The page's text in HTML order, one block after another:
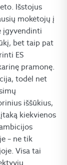
Išstojus
mokėtojų į
įgyvendinti
bet taip pat
ES
pramonę.
todėl net
iššūkius,
kiekvienos
– ne tik
Visa tai